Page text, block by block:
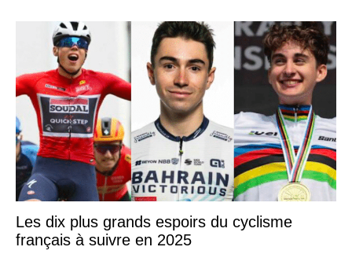
Les dix plus grands espoirs du cyclisme
français à suivre en 2025